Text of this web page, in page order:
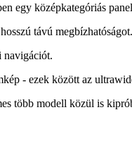
egy középkategóriás
távú megbízhatóságot.
navigációt.
- ezek között az
több modell közül is